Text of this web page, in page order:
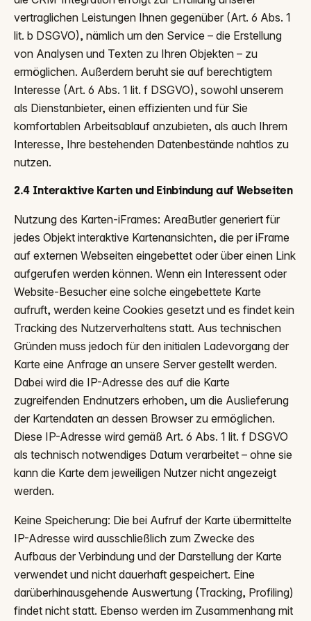
vertraglichen Leistungen Ihnen gegenüber (Art. 6 Abs. 1
lit. b DSGVO), nämlich um den Service – die Erstellung
von Analysen und Texten zu Ihren Objekten – zu
ermöglichen. Außerdem beruht sie auf berechtigtem
Interesse (Art. 6 Abs. 1 lit. f DSGVO), sowohl unserem
als Dienstanbieter, einen effizienten und für Sie
komfortablen Arbeitsablauf anzubieten, als auch Ihrem
Interesse, Ihre bestehenden Datenbestände nahtlos zu
nutzen.
2.4 Interaktive Karten und Einbindung auf Webseiten
Nutzung des Karten-iFrames: AreaButler generiert für
jedes Objekt interaktive Kartenansichten, die per iFrame
auf externen Webseiten eingebettet oder über einen Link
aufgerufen werden können. Wenn ein Interessent oder
Website-Besucher eine solche eingebettete Karte
aufruft, werden keine Cookies gesetzt und es findet kein
Tracking des Nutzerverhaltens statt. Aus technischen
Gründen muss jedoch für den initialen Ladevorgang der
Karte eine Anfrage an unsere Server gestellt werden.
Dabei wird die IP-Adresse des auf die Karte
zugreifenden Endnutzers erhoben, um die Auslieferung
der Kartendaten an dessen Browser zu ermöglichen.
Diese IP-Adresse wird gemäß Art. 6 Abs. 1 lit. f DSGVO
als technisch notwendiges Datum verarbeitet – ohne sie
kann die Karte dem jeweiligen Nutzer nicht angezeigt
werden.
Keine Speicherung: Die bei Aufruf der Karte übermittelte
IP-Adresse wird ausschließlich zum Zwecke des
Aufbaus der Verbindung und der Darstellung der Karte
verwendet und nicht dauerhaft gespeichert. Eine
darüberhinausgehende Auswertung (Tracking, Profiling)
findet nicht statt. Ebenso werden im Zusammenhang mit